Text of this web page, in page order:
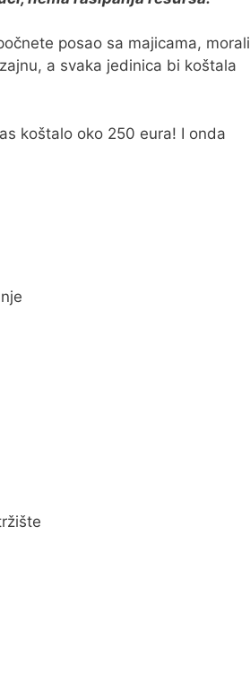
posao sa majicama, morali
a svaka jedinica bi koštala
koštalo oko 250 eura! I onda